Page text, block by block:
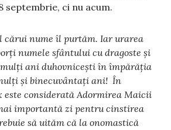
septembrie, ci nu acum.
cărui nume îl purtăm. Iar urarea
numele sfântului cu dragoste și
ani duhovnicești în împărăția
și binecuvântați ani! În
este considerată Adormirea Maicii
importantă zi pentru cinstirea
să uităm că la onomastică